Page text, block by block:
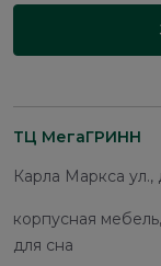
ТЦ МегаГРИНН
Карла Маркса
корпусная
для сна